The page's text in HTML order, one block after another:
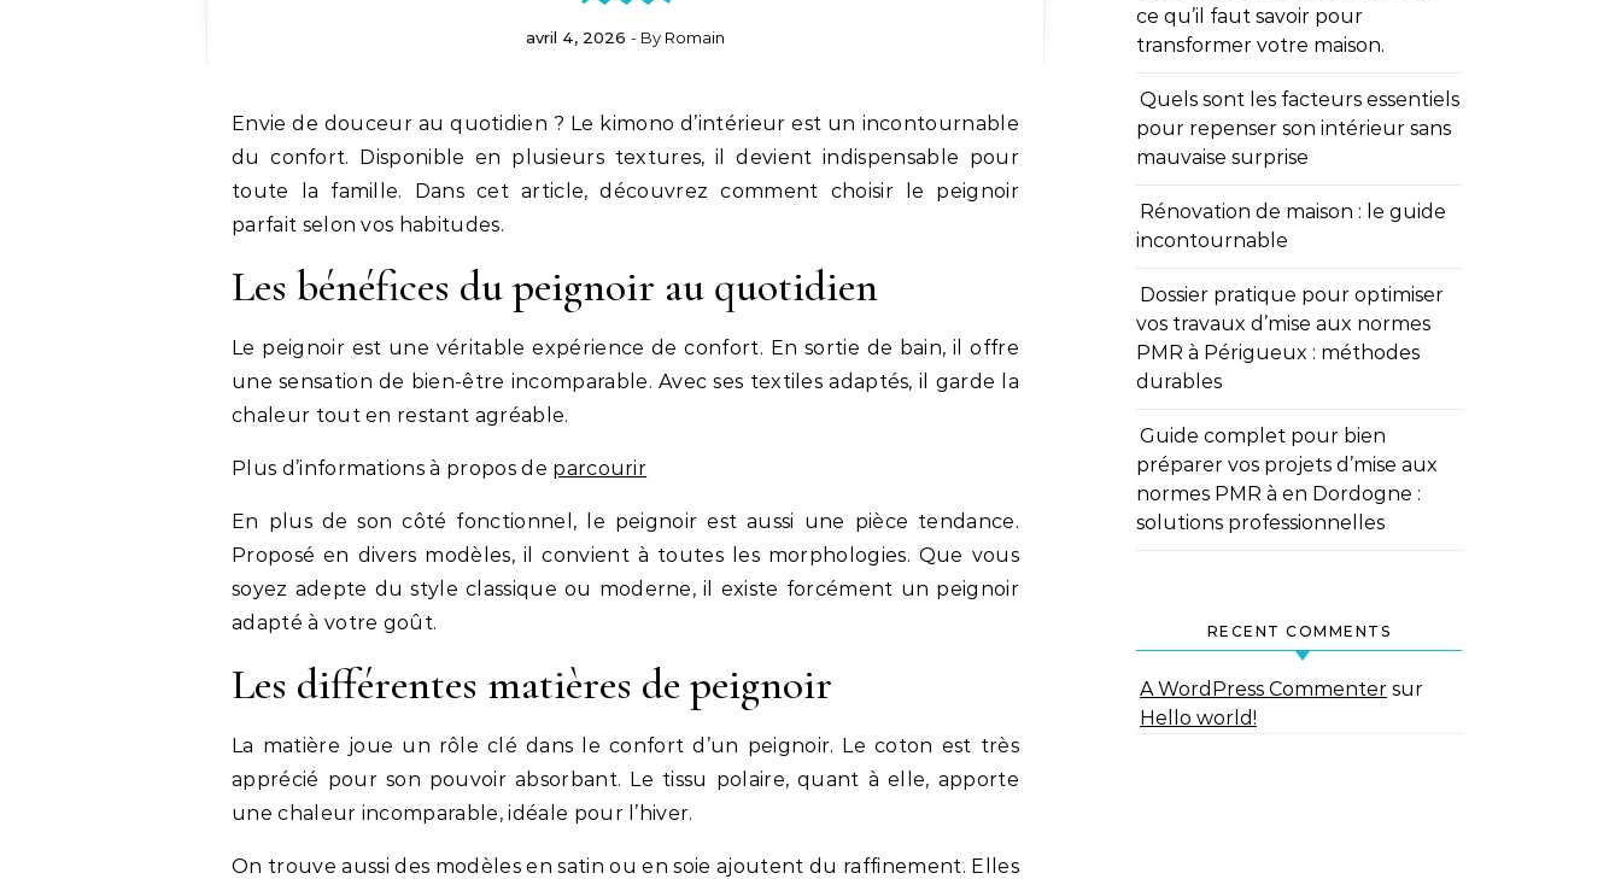
avril 4, 2026 - By Romain
Envie de douceur au quotidien ? Le kimono d’intérieur est un incontournable
du confort. Disponible en plusieurs textures, il devient indispensable pour
toute la famille. Dans cet article, découvrez comment choisir le peignoir
parfait selon vos habitudes.
Les bénéfices du peignoir au quotidien
Le peignoir est une véritable expérience de confort. En sortie de bain, il offre
une sensation de bien-être incomparable. Avec ses textiles adaptés, il garde la
chaleur tout en restant agréable.
Plus d’informations à propos de parcourir
En plus de son côté fonctionnel, le peignoir est aussi une pièce tendance.
Proposé en divers modèles, il convient à toutes les morphologies. Que vous
soyez adepte du style classique ou moderne, il existe forcément un peignoir
adapté à votre goût.
Les différentes matières de peignoir
La matière joue un rôle clé dans le confort d’un peignoir. Le coton est très
apprécié pour son pouvoir absorbant. Le tissu polaire, quant à elle, apporte
une chaleur incomparable, idéale pour l’hiver.
On trouve aussi des modèles en satin ou en soie ajoutent du raffinement. Elles
ce qu’il faut savoir pour
transformer votre maison.
Quels sont les facteurs essentiels
pour repenser son intérieur sans
mauvaise surprise
Rénovation de maison : le guide
incontournable
Dossier pratique pour optimiser
vos travaux d’mise aux normes
PMR à Périgueux : méthodes
durables
Guide complet pour bien
préparer vos projets d’mise aux
normes PMR à en Dordogne :
solutions professionnelles
RECENT COMMENTS
A WordPress Commenter sur
Hello world!